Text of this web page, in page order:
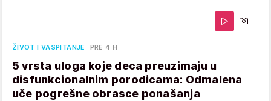
ŽIVOT I VASPITANJE PRE 4 H
5 vrsta uloga koje deca preuzimaju u
disfunkcionalnim porodicama: Odmalena
uče pogrešne obrasce ponašanja